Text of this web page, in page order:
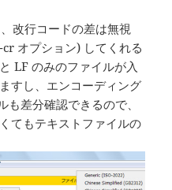
改行コードの差は無視
オプション) してくれる
LF のみのファイルが入
すし、エンコーディング
も差分確認できるので、
てもテキストファイルの